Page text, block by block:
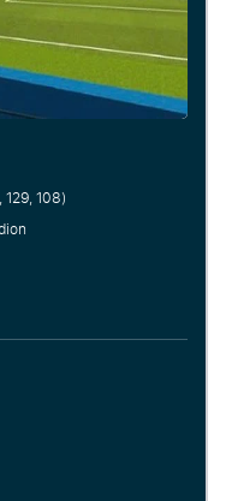
108)